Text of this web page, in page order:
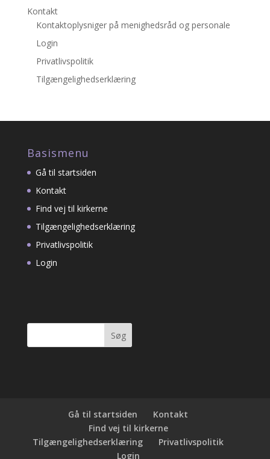
Kontakt
Kontaktoplysniger på menighedsråd og personale
Login
Privatlivspolitik
Tilgængelighedserklæring
Basismenu
Gå til startsiden
Kontakt
Find vej til kirkerne
Tilgængelighedserklæring
Privatlivspolitik
Login
Søg
Gå til startsiden
Kontakt
Find vej til kirkerne
Tilgængelighedserklæring
Privatlivspolitik
Login